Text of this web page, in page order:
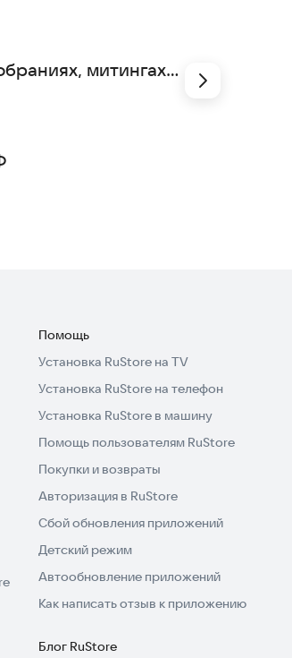
навигация по
напоминает привычное
создания
на изменяющие
на поиск источников.
сервисов или
законодательству.
митингах,
Помощь
Установка RuStore на TV
Установка RuStore на телефон
Установка RuStore в машину
Помощь пользователям RuStore
Покупки и возвраты
Авторизация в RuStore
Сбой обновления приложений
Детский режим
Автообновление приложений
Как написать отзыв к приложению
Блог RuStore